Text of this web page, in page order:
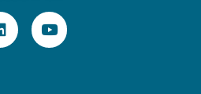
Y
o
u